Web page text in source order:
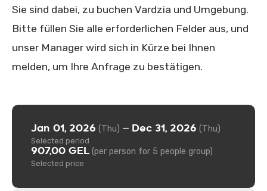
Sie sind dabei, zu buchen Vardzia und Umgebung.
Bitte füllen Sie alle erforderlichen Felder aus, und
unser Manager wird sich in Kürze bei Ihnen
melden, um Ihre Anfrage zu bestätigen.
Jan 01, 2026 (Thu) — Dec 31, 2026 (Thu)
Selected period
907,00 GEL (per person for 5 people group)
Selected price